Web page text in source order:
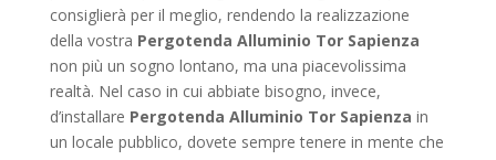
consiglierà per il meglio, rendendo la realizzazione
della vostra Pergotenda Alluminio Tor Sapienza
non più un sogno lontano, ma una piacevolissima
realtà. Nel caso in cui abbiate bisogno, invece,
d’installare Pergotenda Alluminio Tor Sapienza in
un locale pubblico, dovete sempre tenere in mente che